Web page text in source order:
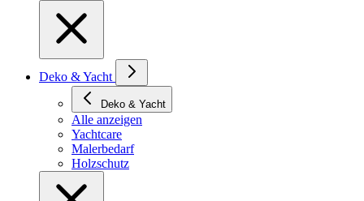
Deko & Yacht
Deko & Yacht
Alle anzeigen
Yachtcare
Malerbedarf
Holzschutz